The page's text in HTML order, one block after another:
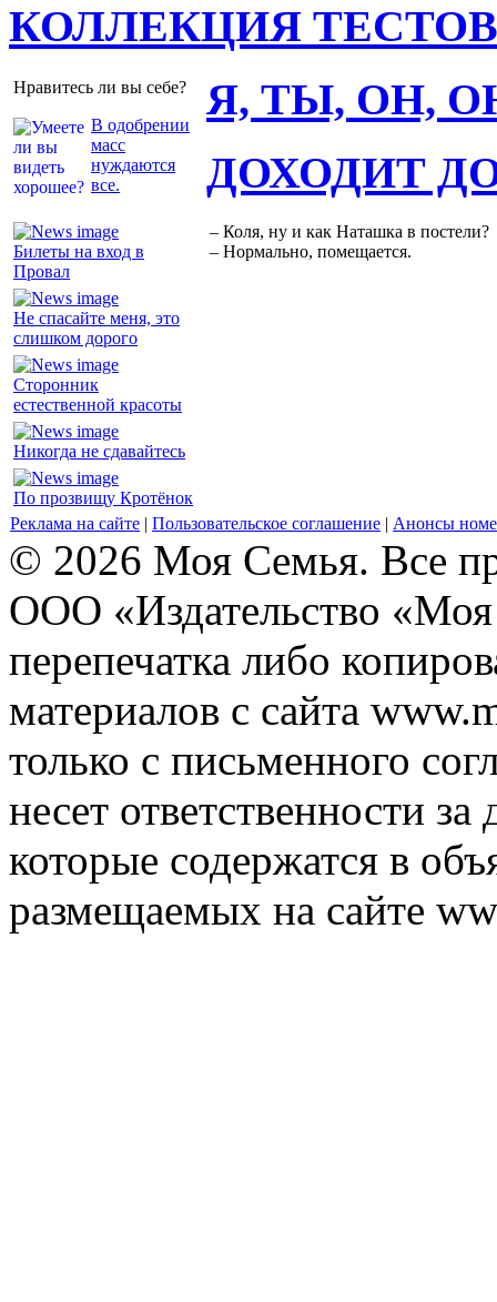
КОЛЛЕКЦИЯ ТЕСТОВ
Нравитесь ли вы себе?
В одобрении
масс
нуждаются
все.
Я, ТЫ, ОН,
Билеты на вход в
Провал
Не спасайте меня, это
слишком дорого
Сторонник
естественной красоты
Никогда не сдавайтесь
По прозвищу Кротёнок
ДОХОДИТ
– Коля, ну и как Наташка в постели?
– Нормально, помещается.
Реклама на сайте | Пользовательское соглашение | Анонсы
© 2026 Моя Семья. Все
ООО «Издательство
перепечатка либо
материалов с сайта
только с письменного
несет ответственности
которые содержатся в
размещаемых на сайте